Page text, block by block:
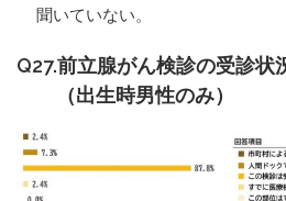
聞いていない。
Q27.前立腺がん検診の受診状
（出生時男性のみ）